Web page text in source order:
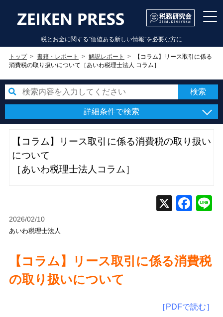
税とお金に関する”価値ある新しい情報”を必要な方に
トップ 書籍・レポート 解説レポート
【コラム】リース取引に係る
消費税の取り扱いについて［あいわ税理士法人 コラム］
詳細条件で検索
【コラム】リース取引に係る消費税の取り扱い
について
［あいわ税理士法人コラム］
2026/02/10
あいわ税理士法人
【コラム】リース取引に係る消費税
の取り扱いについて
［PDFで読む］